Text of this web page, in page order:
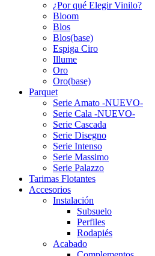
¿Por qué Elegir Vinilo?
Bloom
Blos
Blos(base)
Espiga Ciro
Illume
Oro
Oro(base)
Parquet
Serie Amato -NUEVO-
Serie Cala -NUEVO-
Serie Cascada
Serie Disegno
Serie Intenso
Serie Massimo
Serie Palazzo
Tarimas Flotantes
Accesorios
Instalación
Subsuelo
Perfiles
Rodapiés
Acabado